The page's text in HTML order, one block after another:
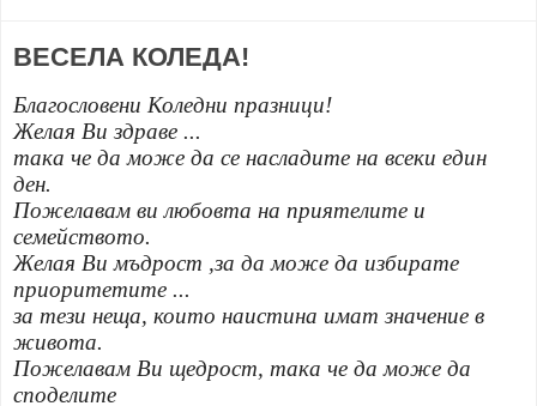
ВЕСЕЛА КОЛЕДА!
Благословени Коледни празници!
Желая Ви здраве ...
така че да може да се насладите на всеки един
ден.
Пожелавам ви любовта на приятелите и
семейството.
Желая Ви мъдрост ,за да може да избирате
приоритетите ...
за тези неща, които наистина имат значение в
живота.
Пожелавам Ви щедрост, така че да може да
споделите